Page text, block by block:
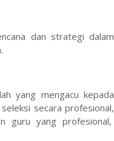
dan strategi dalam
yang mengacu kepada
secara profesional,
guru yang profesional,